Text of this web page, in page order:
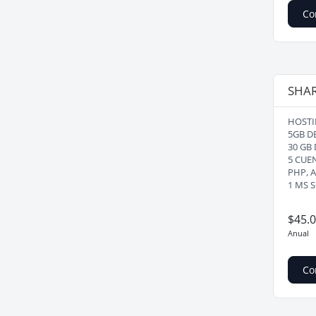
5GB
30 GB
5
PHP,
1 MS
Anual